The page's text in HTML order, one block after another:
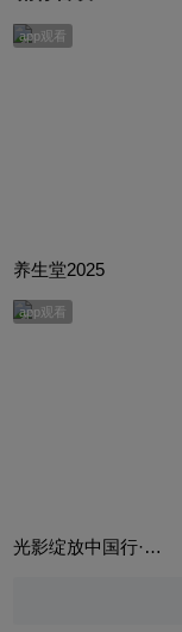
app观看
养生堂2025
app观看
光影绽放中国行·跟着电影游云南